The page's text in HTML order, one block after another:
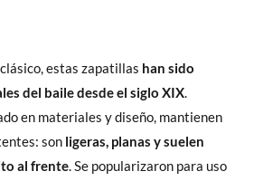
estas zapatillas han sido
del baile desde el siglo XIX.
en materiales y diseño, mantienen
son ligeras, planas y suelen
al frente. Se popularizaron para uso